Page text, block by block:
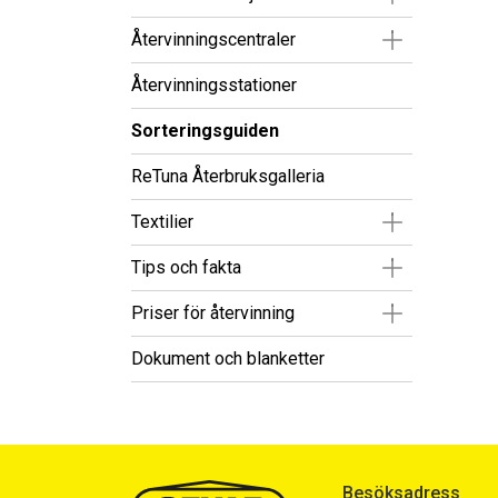
Återvinningscentraler Visa/Göm
Återvinningsstationer
Sorteringsguiden
ReTuna Återbruksgalleria
Textilier Visa/Göm
Tips och fakta Visa/Göm
Priser för återvinning Visa/Göm
Dokument och blanketter
Besöksadress